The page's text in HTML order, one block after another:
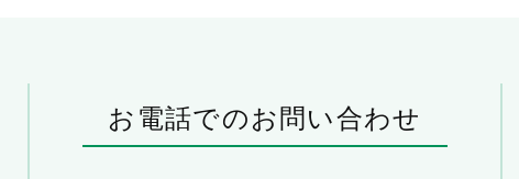
お電話でのお問い合わせ